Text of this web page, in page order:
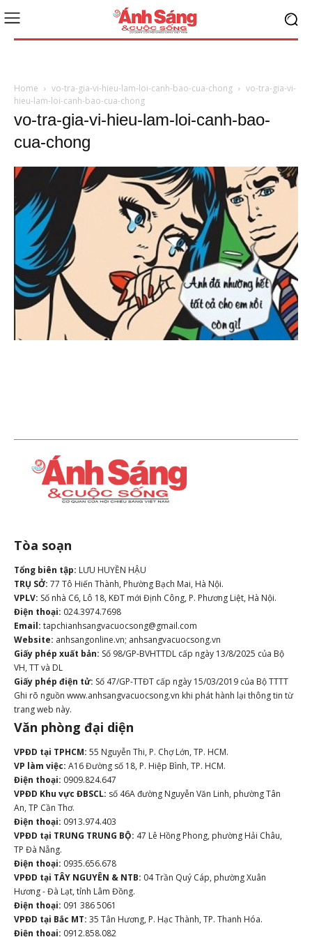
Home vo-tra-gia-vi-hieu-lam-loi-canh-bao-cua-chong
vo-tra-gia-vi-
hieu-lam-loi-canh-bao-cua-chong
vo-tra-gia-vi-hieu-lam-loi-canh-bao-
cua-chong
Tòa soạn
Tổng biên tập: LƯU HUYỀN HẬU
TRỤ SỞ: 77 Tô Hiến Thành, Phường Bạch Mai, Hà Nội.
VPLV: Số nhà C6, Lô 18, KĐT mới Định Công, P. Phương Liệt, Hà Nội.
Điện thoại: 024.3974.7698
Email: tapchianhsangvacuocsong@gmail.com
Website: anhsangonline.vn; anhsangvacuocsong.vn
Giấy phép xuất bản: Số 98/GP-BVHTTDL cấp ngày 13/8/2025 của Bộ
VH, TT và DL
Giấy phép điện tử: Số 47/GP-TTĐT cấp ngày 15/03/2019 của Bộ TTTT
Ghi rõ nguồn www.anhsangvacuocsong.vn khi phát hành lại thông tin từ
trang web này.
Văn phòng đại diện
VPĐD tại TPHCM: 55 Nguyễn Thi, P. Chợ Lớn, TP. HCM.
VP làm việc: A16 Đường số 18, P. Hiệp Bình, TP. HCM.
Điện thoại: 0909.824.647
VPĐD Khu vực ĐBSCL: số 46A đường Nguyễn Văn Linh, phường Tân
An, TP Cần Thơ.
Điện thoại: 0913.974.403
VPĐD tại TRUNG TRUNG BỘ: 47 Lê Hồng Phong, phường Hải Châu,
TP Đà Nẵng.
Điện thoại: 0935.656.678
VPĐD tại TÂY NGUYÊN & NTB: 04 Trần Quý Cáp, phường Xuân
Hương - Đà Lạt, tỉnh Lâm Đồng.
Điện thoại: 091 386 5061
VPĐD tại Bắc MT: 35 Tân Hương, P. Hạc Thành, TP. Thanh Hóa.
Điện thoại: 0912.858.082